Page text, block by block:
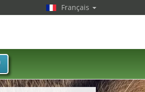
Français